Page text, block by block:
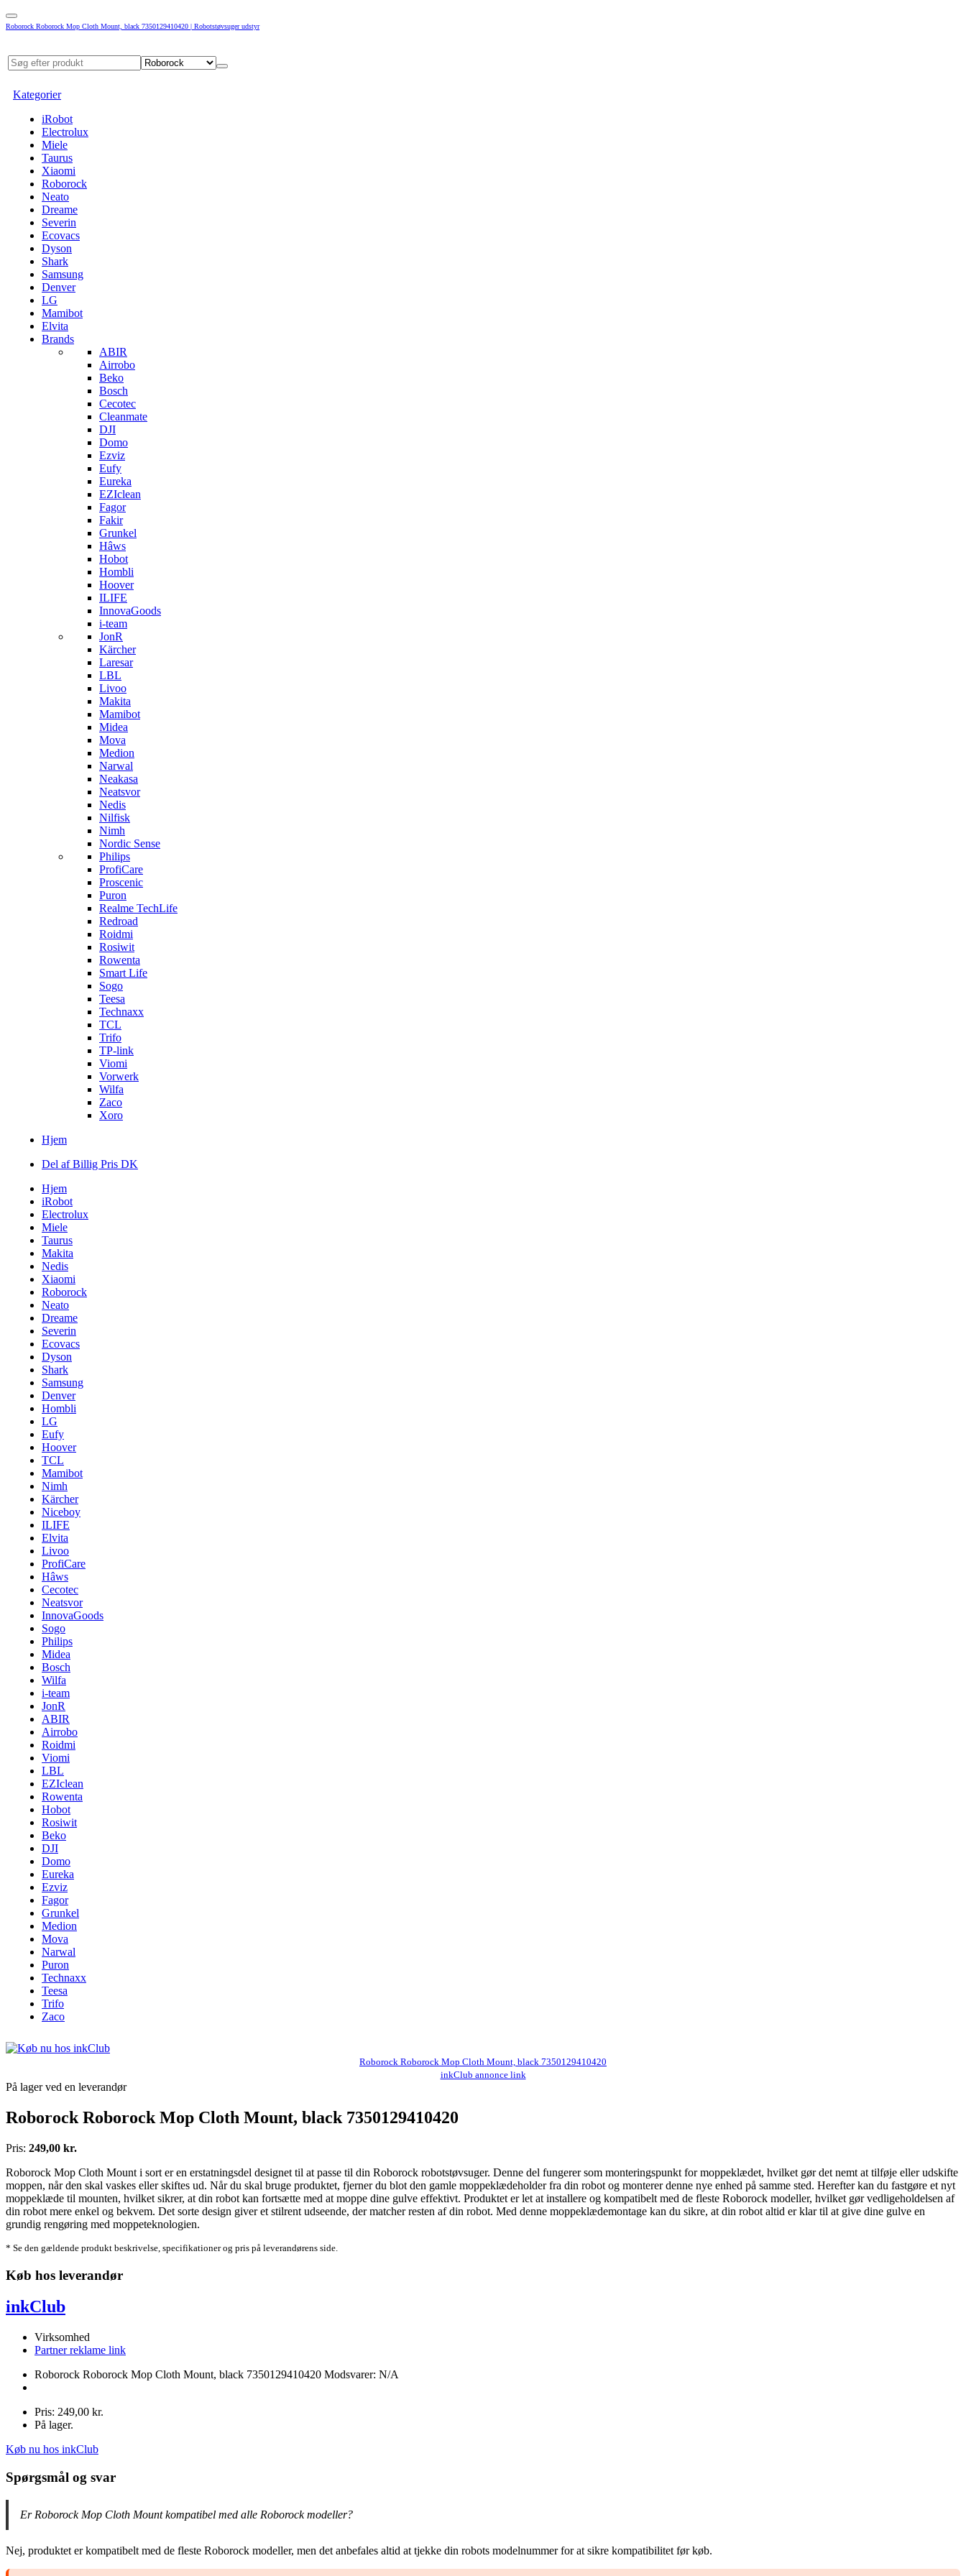
Roborock Roborock Mop Cloth Mount, black 7350129410420 | Robotstøvsuger udstyr
Kategorier
iRobot
Electrolux
Miele
Taurus
Xiaomi
Roborock
Neato
Dreame
Severin
Ecovacs
Dyson
Shark
Samsung
Denver
LG
Mamibot
Elvita
Brands
ABIR
Airrobo
Beko
Bosch
Cecotec
Cleanmate
DJI
Domo
Ezviz
Eufy
Eureka
EZIclean
Fagor
Fakir
Grunkel
Hâws
Hobot
Hombli
Hoover
ILIFE
InnovaGoods
i-team
JonR
Kärcher
Laresar
LBL
Livoo
Makita
Mamibot
Midea
Mova
Medion
Narwal
Neakasa
Neatsvor
Nedis
Nilfisk
Nimh
Nordic Sense
Philips
ProfiCare
Proscenic
Puron
Realme TechLife
Redroad
Roidmi
Rosiwit
Rowenta
Smart Life
Sogo
Teesa
Technaxx
TCL
Trifo
TP-link
Viomi
Vorwerk
Wilfa
Zaco
Xoro
Hjem
Del af Billig Pris DK
Hjem
iRobot
Electrolux
Miele
Taurus
Makita
Nedis
Xiaomi
Roborock
Neato
Dreame
Severin
Ecovacs
Dyson
Shark
Samsung
Denver
Hombli
LG
Eufy
Hoover
TCL
Mamibot
Nimh
Kärcher
Niceboy
ILIFE
Elvita
Livoo
ProfiCare
Hâws
Cecotec
Neatsvor
InnovaGoods
Sogo
Philips
Midea
Bosch
Wilfa
i-team
JonR
ABIR
Airrobo
Roidmi
Viomi
LBL
EZIclean
Rowenta
Hobot
Rosiwit
Beko
DJI
Domo
Eureka
Ezviz
Fagor
Grunkel
Medion
Mova
Narwal
Puron
Technaxx
Teesa
Trifo
Zaco
Roborock Roborock Mop Cloth Mount, black 7350129410420
inkClub annonce link
På lager ved en leverandør
Roborock Roborock Mop Cloth Mount, black 7350129410420
Pris: 249,00 kr.
Roborock Mop Cloth Mount i sort er en erstatningsdel designet til at passe til din Roborock robotstøvsuger. Denne del fungerer som monteringspunkt for moppeklædet, hvilket gør det nemt at tilføje eller udskifte
moppen, når den skal vaskes eller skiftes ud. Når du skal bruge produktet, fjerner du blot den gamle moppeklædeholder fra din robot og monterer denne nye enhed på samme sted. Herefter kan du fastgøre et nyt
moppeklæde til mounten, hvilket sikrer, at din robot kan fortsætte med at moppe dine gulve effektivt. Produktet er let at installere og kompatibelt med de fleste Roborock modeller, hvilket gør vedligeholdelsen af
din robot mere enkel og bekvem. Det sorte design giver et stilrent udseende, der matcher resten af din robot. Med denne moppeklædemontage kan du sikre, at din robot altid er klar til at give dine gulve en
grundig rengøring med moppeteknologien.
* Se den gældende produkt beskrivelse, specifikationer og pris på leverandørens side.
Køb hos leverandør
inkClub
Virksomhed
Partner reklame link
Roborock Roborock Mop Cloth Mount, black 7350129410420 Modsvarer: N/A
Pris: 249,00 kr.
På lager.
Køb nu hos inkClub
Spørgsmål og svar
Er Roborock Mop Cloth Mount kompatibel med alle Roborock modeller?
Nej, produktet er kompatibelt med de fleste Roborock modeller, men det anbefales altid at tjekke din robots modelnummer for at sikre kompatibilitet før køb.